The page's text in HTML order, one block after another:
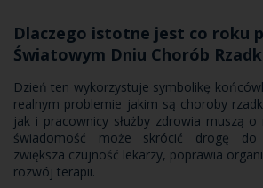
Dlaczego istotne jest co roku
Światowym Dniu Chorób
Dzień ten wykorzystuje symbolikę
realnym problemie jakim są choroby
jak i pracownicy służby zdrowia muszą
świadomość może skrócić drogę do
zwiększa czujność lekarzy, poprawia
rozwój terapii.